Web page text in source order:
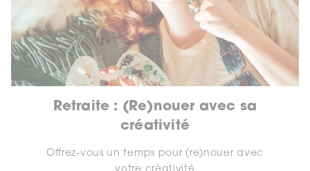
Retraite : (Re)nouer avec sa
créativité
Offrez-vous un temps pour (re)nouer avec